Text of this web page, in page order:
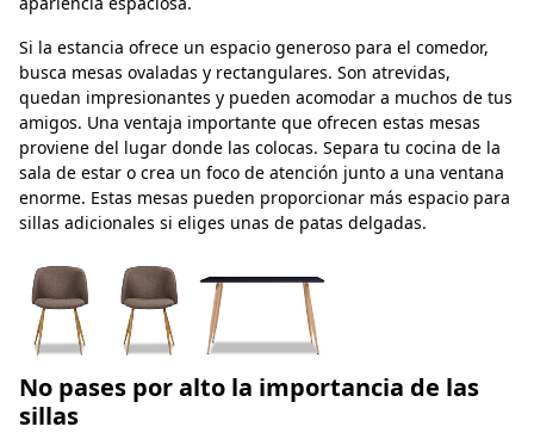
Si la estancia ofrece un espacio generoso para el comedor,
busca mesas ovaladas y rectangulares. Son atrevidas,
quedan impresionantes y pueden acomodar a muchos de tus
amigos. Una ventaja importante que ofrecen estas mesas
proviene del lugar donde las colocas. Separa tu cocina de la
sala de estar o crea un foco de atención junto a una ventana
enorme. Estas mesas pueden proporcionar más espacio para
sillas adicionales si eliges unas de patas delgadas.
No pases por alto la importancia de las
sillas